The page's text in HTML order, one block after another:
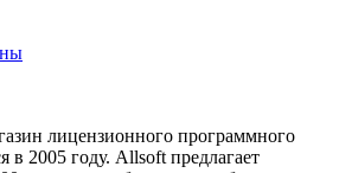
лицензионного программного
в 2005 году. Allsoft предлагает